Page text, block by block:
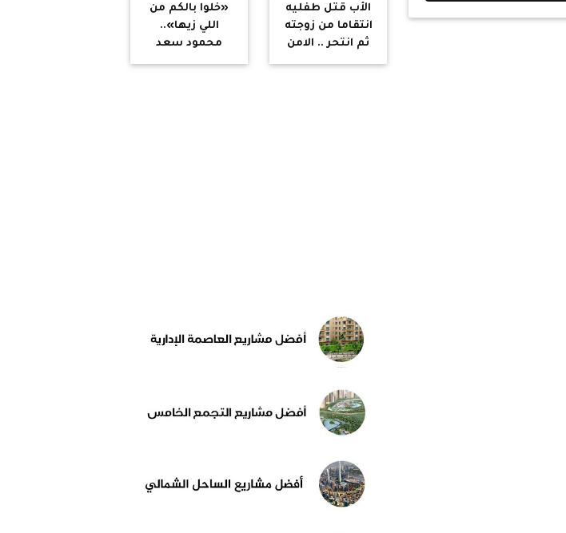
الأب قتل طفليه
انتقاما من زوجته
ثم انتحر .. الامن
«خلوا بالكم من
اللي زيها»..
محمود سعد